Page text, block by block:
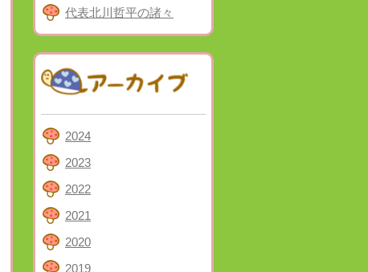
代表北川哲平の諸々
2024
2023
2022
2021
2020
2019